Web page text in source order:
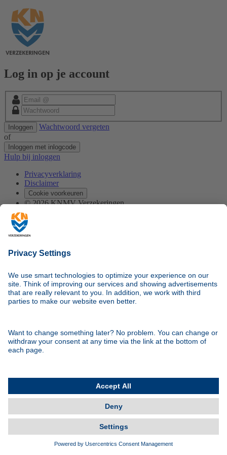
Log in op je account
Inloggen
Wachtwoord vergeten
of
Inloggen met inlogcode
Hulp bij inloggen
Privacyverklaring
Disclaimer
Cookie voorkeuren
© 2026 KNMV Verzekeringen